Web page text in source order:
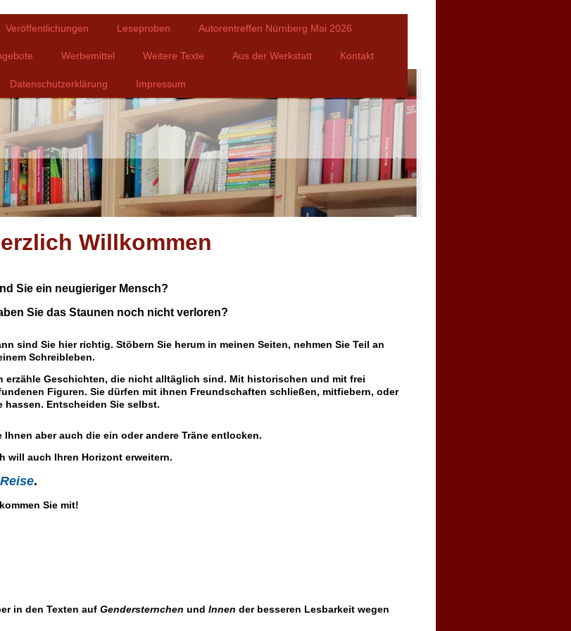
Veröffentlichungen Leseproben Autorentreffen Nürnberg Mai 2026
Werbemittel Weitere Texte Aus der Werkstatt Kontakt
Datenschutzerklärung Impressum
Willkommen
Sie ein neugieriger Mensch?
Sie das Staunen noch nicht verloren?
sind Sie hier richtig. Stöbern Sie herum in meinen Seiten, nehmen Sie Teil an
Schreibleben.
erzähle Geschichten, die nicht alltäglich sind. Mit historischen und mit frei
Figuren. Sie dürfen mit ihnen Freundschaften schließen, mitfiebern, oder
hassen. Entscheiden Sie selbst.
aber auch die ein oder andere Träne entlocken.
will auch Ihren Horizont erweitern.
.
Sie mit!
in den Texten auf Gendersternchen und Innen der besseren Lesbarkeit wegen